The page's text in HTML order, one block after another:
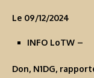
Le 09/12/2024
INFO LoTW –
Don, N1DG,